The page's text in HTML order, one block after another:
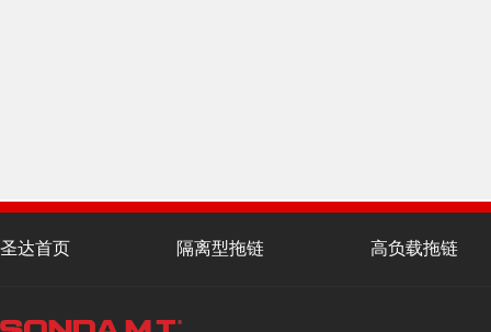
圣达首页 隔离型拖链 高负载拖链
联系圣达